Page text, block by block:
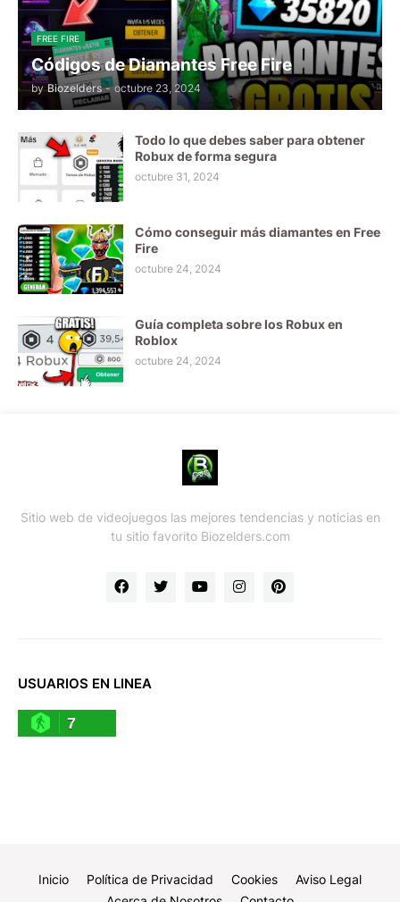
FREE FIRE
Códigos de Diamantes Free Fire
by Biozelders - octubre 23, 2024
Todo lo que debes saber para obtener
Robux de forma segura
octubre 31, 2024
Cómo conseguir más diamantes en Free
Fire
octubre 24, 2024
Guía completa sobre los Robux en
Roblox
octubre 24, 2024
Sitio web de videojuegos las mejores tendencias y noticias en
tu sitio favorito Biozelders.com
USUARIOS EN LINEA
7
Inicio Política de Privacidad Cookies
Aviso Legal